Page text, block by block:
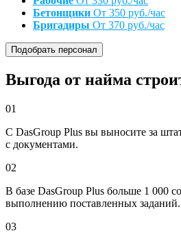
Бетонщики От 350 руб./час
Бригадиры От 370 руб./час
Подобрать персонал
Выгода от найма
01
С DasGroup Plus вы выносите за
с документами.
02
В базе DasGroup Plus больше 1 000
выполнению поставленных заданий.
03